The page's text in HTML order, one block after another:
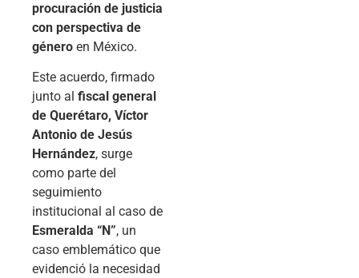
procuración de justicia
con perspectiva de
género en México.
Este acuerdo, firmado
junto al fiscal general
de Querétaro, Víctor
Antonio de Jesús
Hernández, surge
como parte del
seguimiento
institucional al caso de
Esmeralda “N”, un
caso emblemático que
evidenció la necesidad